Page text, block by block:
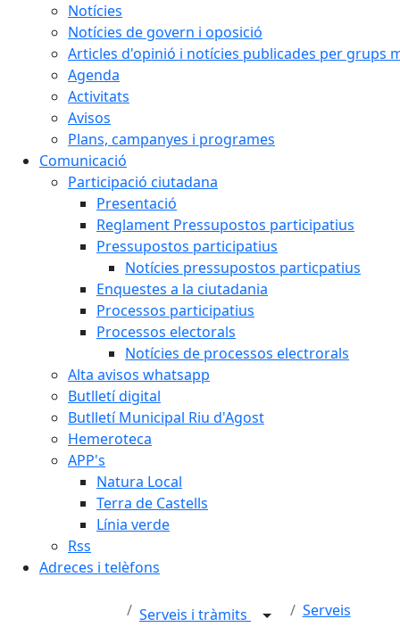
Notícies
Notícies de govern i oposició
Articles d'opinió i notícies publicades per grups
Agenda
Activitats
Avisos
Plans, campanyes i programes
Comunicació
Participació ciutadana
Presentació
Reglament Pressupostos participatius
Pressupostos participatius
Notícies pressupostos particpatius
Enquestes a la ciutadania
Processos participatius
Processos electorals
Notícies de processos electrorals
Alta avisos whatsapp
Butlletí digital
Butlletí Municipal Riu d'Agost
Hemeroteca
APP's
Natura Local
Terra de Castells
Línia verde
Rss
Adreces i telèfons
Serveis i tràmits Serveis